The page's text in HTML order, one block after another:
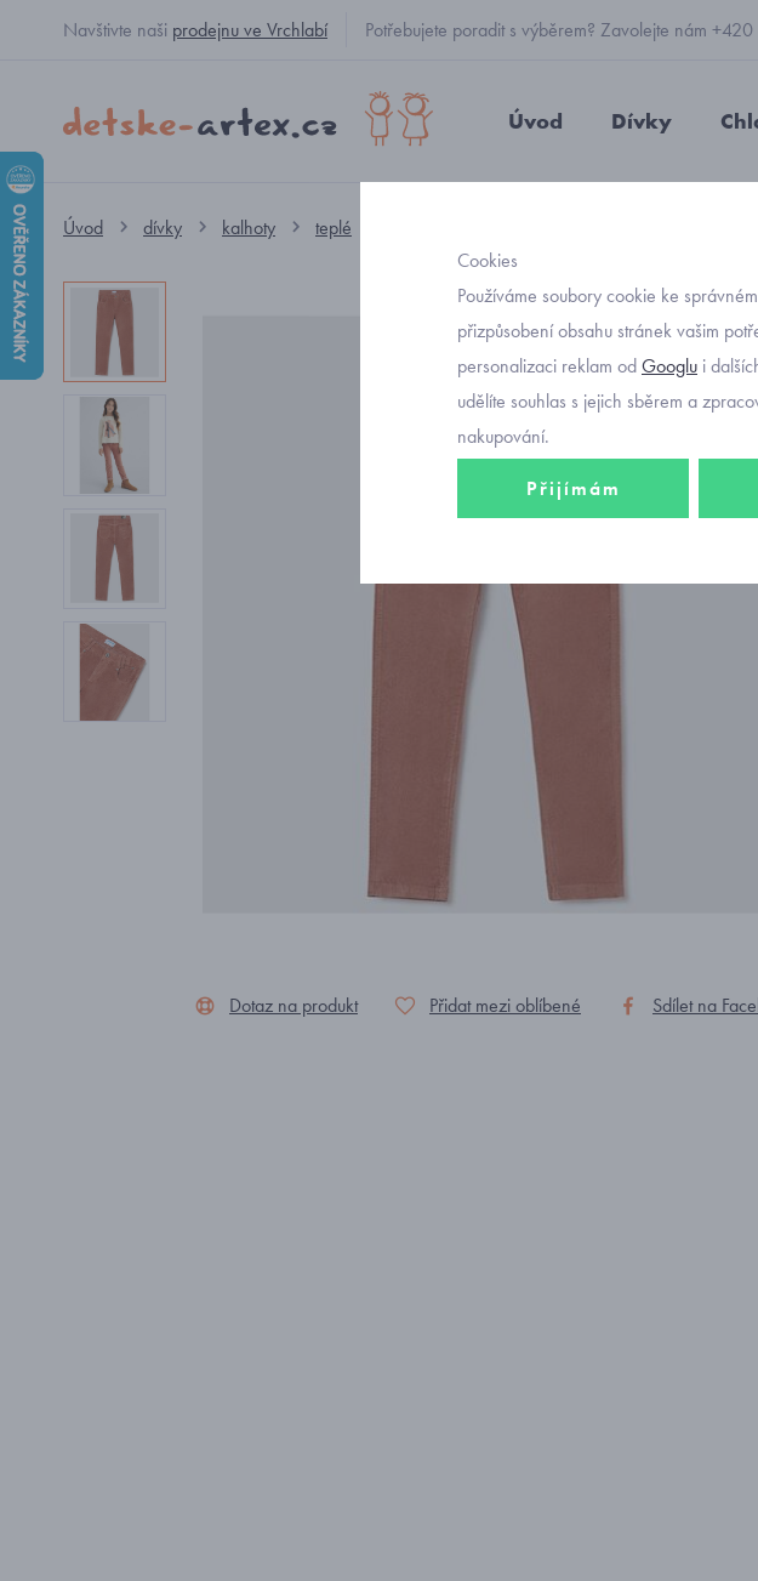
Navštivte naši prodejnu ve Vrchlabí Potřebujete poradit s výběrem? Zavolejte nám
Úvod Dívky
Úvod dívky kalhoty teplé
-
Dotaz na produkt Přidat mezi oblíbené Sdílet na
Cookies
Používáme soubory cookie ke
přizpůsobení obsahu stránek vašim
personalizaci reklam odGooglu i
udělíte souhlas s jejich sběrem a
nakupování.
Přijímám